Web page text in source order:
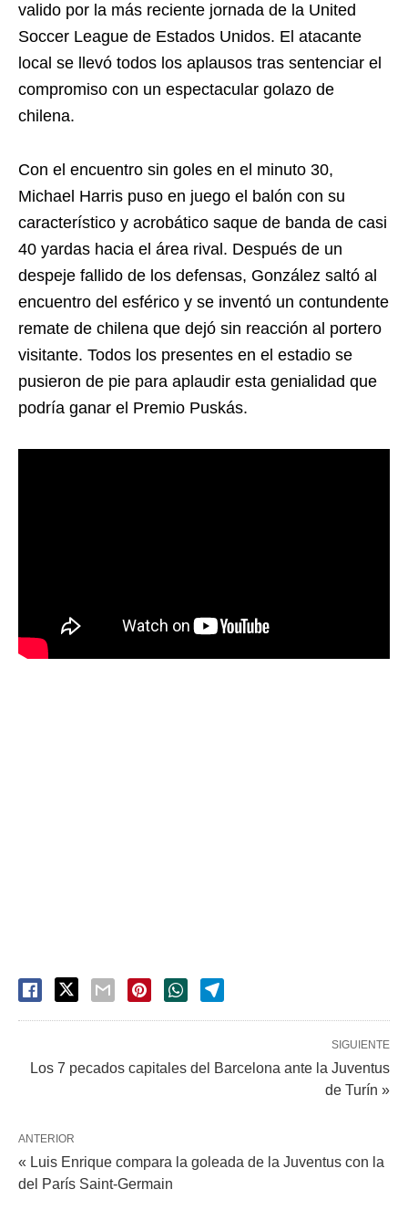
valido por la más reciente jornada de la United
Soccer League de Estados Unidos. El atacante
local se llevó todos los aplausos tras sentenciar el
compromiso con un espectacular golazo de
chilena.
Con el encuentro sin goles en el minuto 30,
Michael Harris puso en juego el balón con su
característico y acrobático saque de banda de casi
40 yardas hacia el área rival. Después de un
despeje fallido de los defensas, González saltó al
encuentro del esférico y se inventó un contundente
remate de chilena que dejó sin reacción al portero
visitante. Todos los presentes en el estadio se
pusieron de pie para aplaudir esta genialidad que
podría ganar el Premio Puskás.
SIGUIENTE
Los 7 pecados capitales del Barcelona ante la Juventus
de Turín »
ANTERIOR
« Luis Enrique compara la goleada de la Juventus con la
del París Saint-Germain